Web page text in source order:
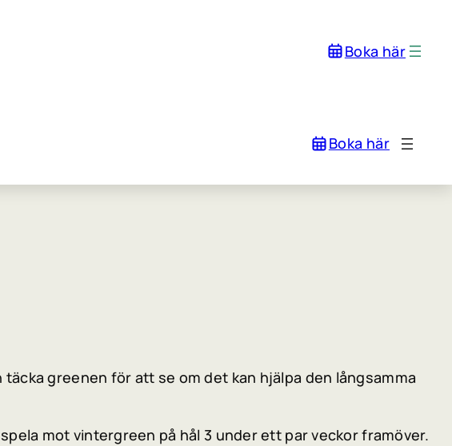
Boka här
Boka här
greenen för att se om det kan hjälpa den långsamma
mot vintergreen på hål 3 under ett par veckor framöver.